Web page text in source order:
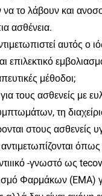
το λάβουν και
ασθένεια.
αυτός ο
επιλεκτικό
μέθοδοι;
τους ασθενείς με
τη
στους ασθενείς
όπως
-γνωστό ως
Φαρμάκων (EMA)